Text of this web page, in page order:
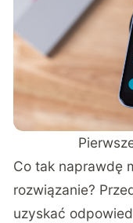
Co tak naprawdę
rozwiązanie?
uzyskać